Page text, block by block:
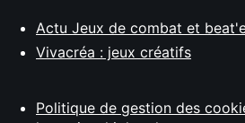
Actu Jeux de combat et
Vivacréa : jeux créatifs
Politique de gestion des